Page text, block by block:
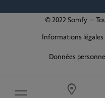
© 2022 Somfy –
Informations légales
Données